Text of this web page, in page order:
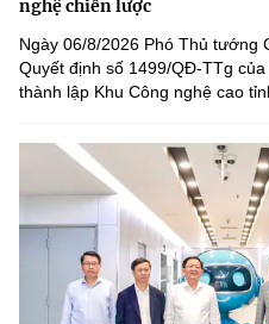
nghệ chiến lược
Ngày 06/8/2026 Phó Thủ tướng
Quyết định số 1499/QĐ-TTg
thành lập Khu Công nghệ cao